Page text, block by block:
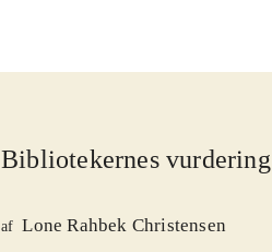
Bibliotekernes vurdering
af Lone Rahbek Christensen